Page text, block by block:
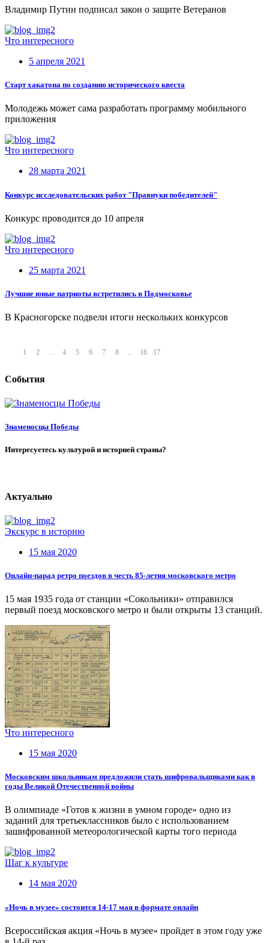
Владимир Путин подписал закон о защите Ветеранов
Что интересного
5 апреля 2021
Старт хакатона по созданию исторического квеста
Молодежь может сама разработать программу мобильного
приложения
Что интересного
28 марта 2021
Конкурс исследовательских работ "Правнуки победителей"
Конкурс проводится до 10 апреля
Что интересного
25 марта 2021
Лучшие юные патриоты встретились в Подмосковье
В Красногорске подвели итоги нескольких конкурсов
1 2 ... 4 5 6 7 8 ... 16 17
События
Знаменосцы Победы
Интересуетесь культурой и историей страны?
Актуально
Экскурс в историю
15 мая 2020
Онлайн-парад ретро поездов в честь 85-летия московского метро
15 мая 1935 года от станции «Сокольники» отправился
первый поезд московского метро и были открыты 13 станций.
Что интересного
15 мая 2020
Московским школьникам предложили стать шифровальщиками как в
годы Великой Отечественной войны
В олимпиаде «Готов к жизни в умном городе» одно из
заданий для третьеклассников было с использованием
зашифрованной метеорологической карты того периода
Шаг к культуре
14 мая 2020
«Ночь в музее» состоится 14-17 мая в формате онлайн
Всероссийская акция «Ночь в музее» пройдет в этом году уже